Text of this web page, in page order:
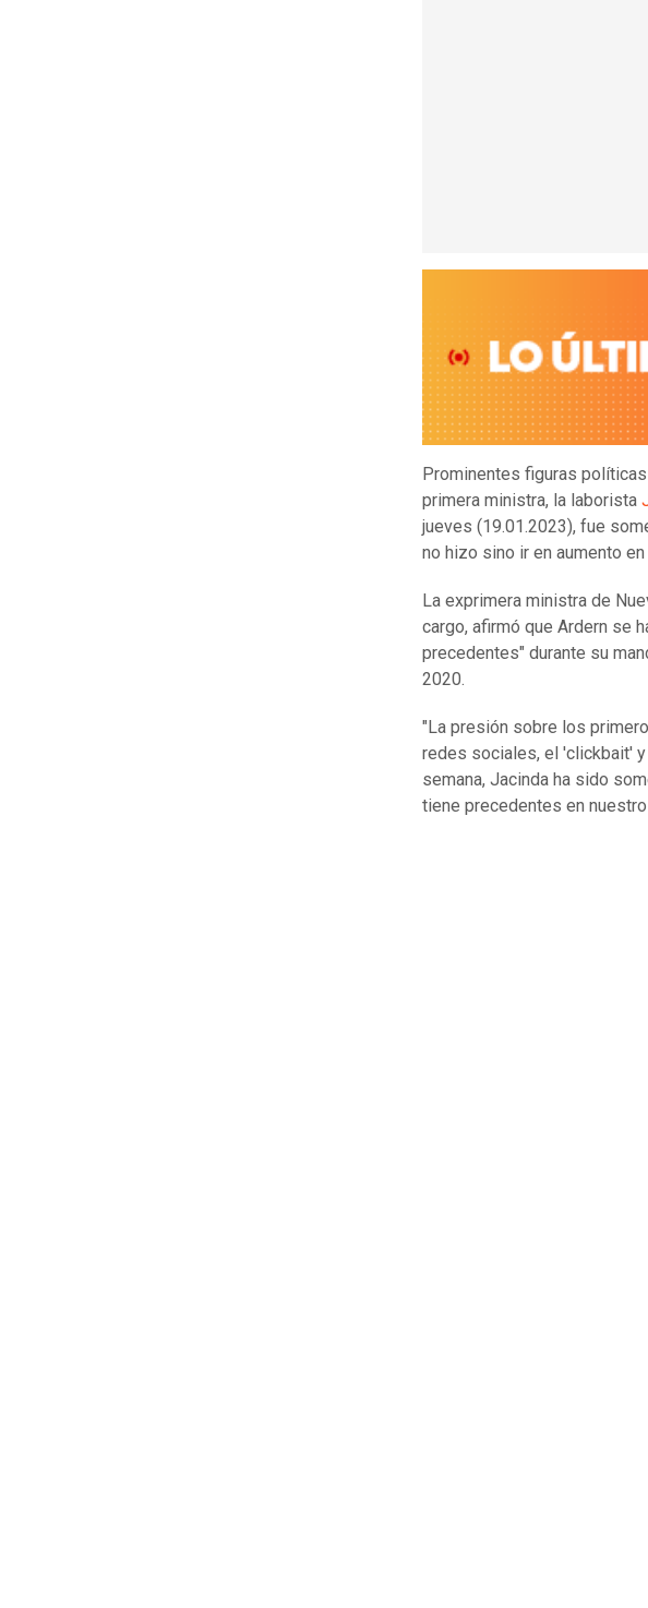
Prominentes figuras
primera ministra, la laborista
jueves (19.01.2023), fue
no hizo sino ir en aumento
La exprimera ministra de
cargo, afirmó que Ardern se
precedentes" durante su
2020.
"La presión sobre los
redes sociales, el 'clickbait'
semana, Jacinda ha sido
tiene precedentes en